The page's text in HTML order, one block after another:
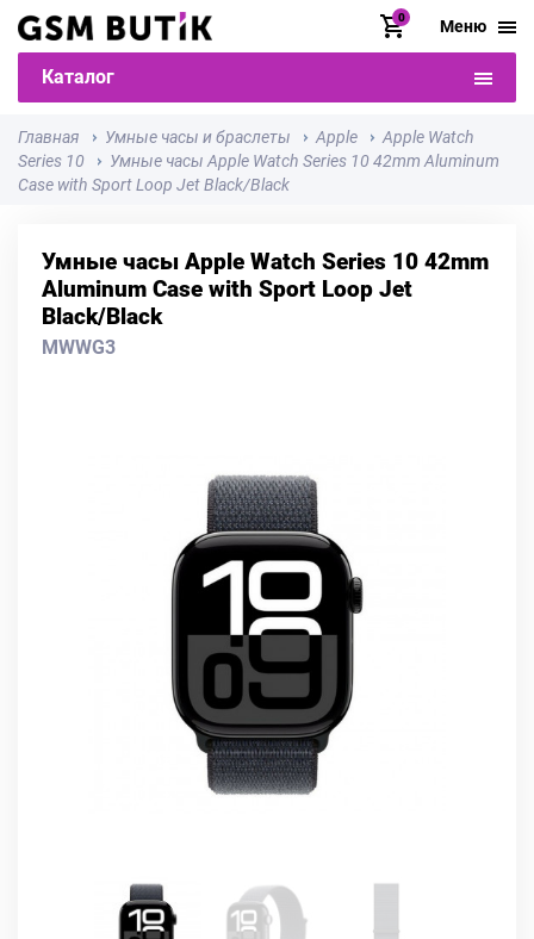
0 Меню
Каталог
Главная Умные часы и браслеты Apple
Apple Watch
Series 10
Умные часы Apple Watch Series 10 42mm Aluminum
Case with Sport Loop Jet Black/Black
Умные часы Apple Watch Series 10 42mm
Aluminum Case with Sport Loop Jet
Black/Black
MWWG3